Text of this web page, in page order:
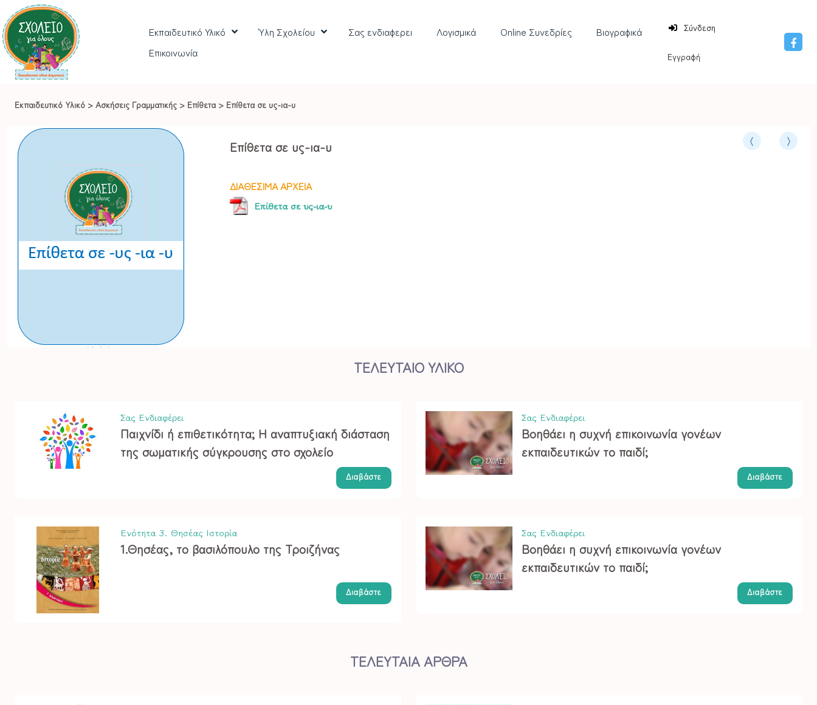
Εκπαιδευτικό Υλικό Ύλη Σχολείου Σας ενδιαφερει Λoγισμικά Online Συνεδρίες
Βιογραφικά
Επικοινωνία
Σύνδεση
Εγγραφή
Εκπαιδευτικό Υλικό > Ασκήσεις Γραμματικής > Επίθετα > Επίθετα σε υς-ια-υ
Επίθετα σε υς-ια-υ
ΔΙΑΘΕΣΙΜΑ ΑΡΧΕΙΑ
Επίθετα σε υς-ια-υ
ΤΕΛΕΥΤΑΙΟ ΥΛΙΚΟ
Σας Ενδιαφέρει
Παιχνίδι ή επιθετικότητα; Η αναπτυξιακή διάσταση
της σωματικής σύγκρουσης στο σχολείο
Διαβάστε
Σας Ενδιαφέρει
Βοηθάει η συχνή επικοινωνία γονέων
εκπαιδευτικών το παιδί;
Διαβάστε
Ενότητα 3. Θησέας Ιστορία
1.Θησέας, το βασιλόπουλο της Τροιζήνας
Διαβάστε
Σας Ενδιαφέρει
Βοηθάει η συχνή επικοινωνία γονέων
εκπαιδευτικών το παιδί;
Διαβάστε
ΤΕΛΕΥΤΑΙΑ ΑΡΘΡΑ